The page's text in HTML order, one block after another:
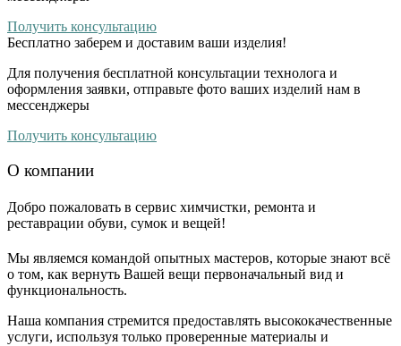
Получить консультацию
Бесплатно заберем и доставим ваши изделия!
Для получения бесплатной консультации технолога и
оформления заявки, отправьте фото ваших изделий нам в
мессенджеры
Получить консультацию
О компании
Добро пожаловать в сервис химчистки, ремонта и
реставрации обуви, сумок и вещей!
Мы являемся командой опытных мастеров, которые знают всё
о том, как вернуть Вашей вещи первоначальный вид и
функциональность.
Наша компания стремится предоставлять высококачественные
услуги, используя только проверенные материалы и